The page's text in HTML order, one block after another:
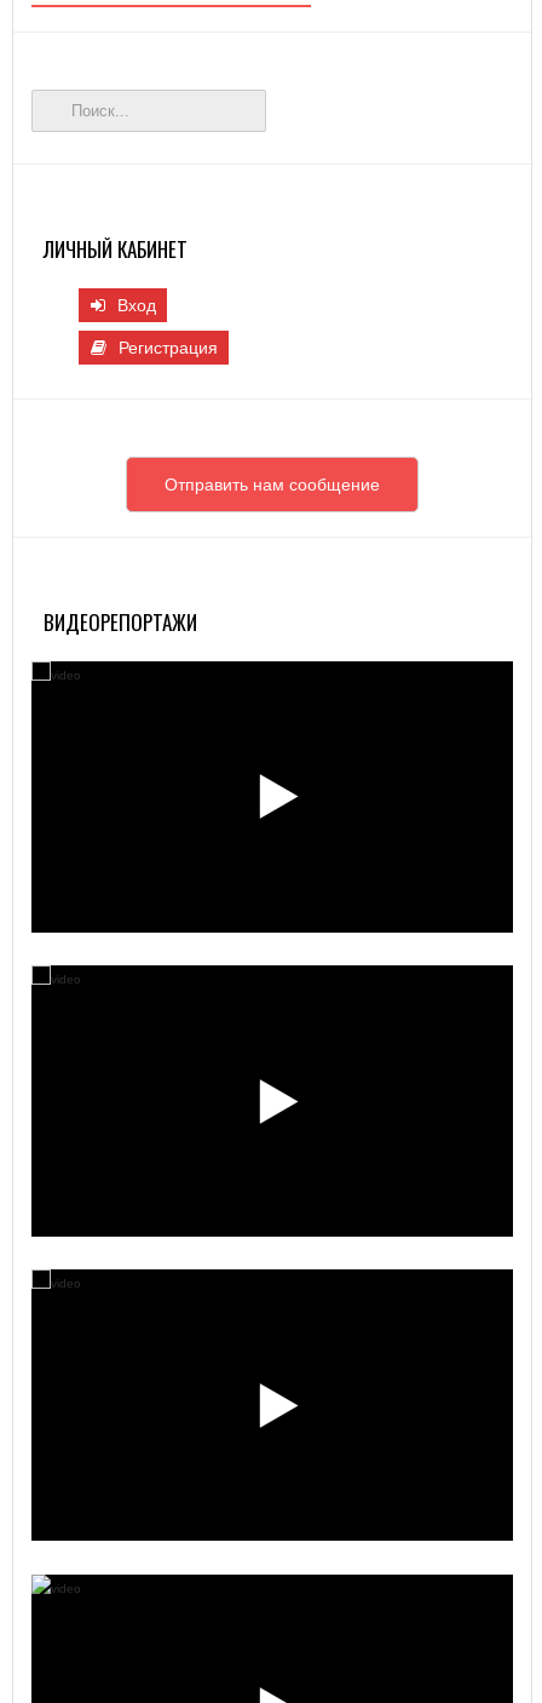
ЛИЧНЫЙ КАБИНЕТ
Вход
Регистрация
Отправить нам сообщение
ВИДЕОРЕПОРТАЖИ